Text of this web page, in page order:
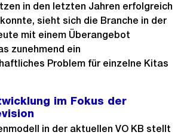
in den letzten Jahren erfolgreich
sieht sich die Branche in der
mit einem Überangebot
zunehmend ein
Problem für einzelne Kitas
im Fokus der
in der aktuellen VO KB stellt